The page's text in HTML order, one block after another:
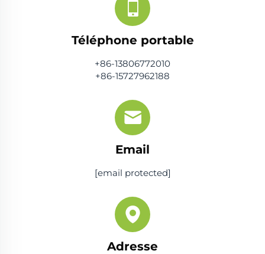
Téléphone portable
+86-13806772010
+86-15727962188
Email
[email protected]
Adresse